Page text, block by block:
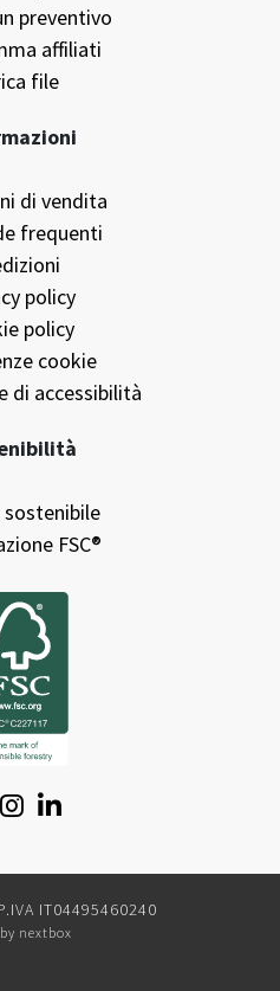
preventivo
affiliati
file
di vendita
frequenti
policy
policy
cookie
di accessibilità
FSC®
IT04495460240
nextbox